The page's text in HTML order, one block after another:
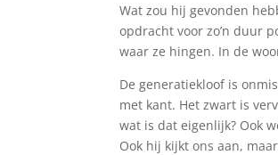
Wat zou hij gevonden
opdracht voor zo’n duur
waar ze hingen. In de
De generatiekloof is
met kant. Het zwart is
wat is dat eigenlijk? Ook
Ook hij kijkt ons aan,